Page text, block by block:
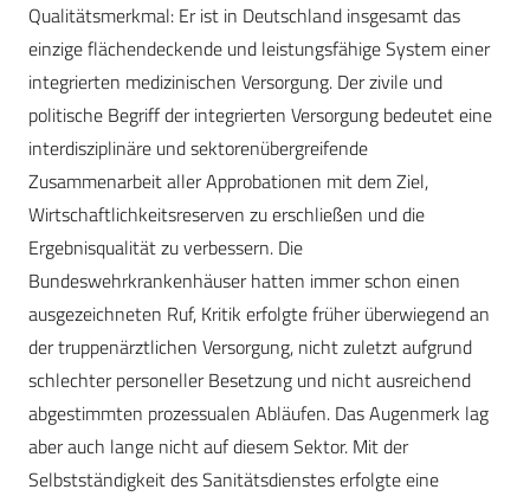
Qualitätsmerkmal: Er ist in Deutschland insgesamt das
einzige flächendeckende und leistungsfähige System einer
integrierten medizinischen Versorgung. Der zivile und
politische Begriff der integrierten Versorgung bedeutet eine
interdisziplinäre und sektorenübergreifende
Zusammenarbeit aller Approbationen mit dem Ziel,
Wirtschaftlichkeitsreserven zu erschließen und die
Ergebnisqualität zu verbessern. Die
Bundeswehrkrankenhäuser hatten immer schon einen
ausgezeichneten Ruf, Kritik erfolgte früher überwiegend an
der truppenärztlichen Versorgung, nicht zuletzt aufgrund
schlechter personeller Besetzung und nicht ausreichend
abgestimmten prozessualen Abläufen. Das Augenmerk lag
aber auch lange nicht auf diesem Sektor. Mit der
Selbstständigkeit des Sanitätsdienstes erfolgte eine